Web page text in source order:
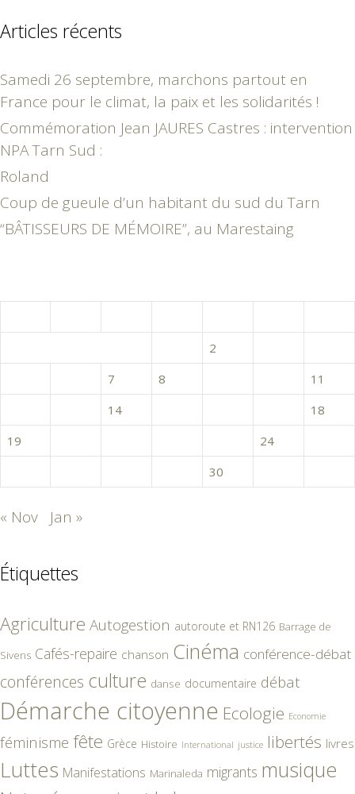
Articles récents
Samedi 26 septembre, marchons partout en
France pour le climat, la paix et les solidarités !
Commémoration Jean JAURES Castres : intervention
NPA Tarn Sud :
Roland
Coup de gueule d’un habitant du sud du Tarn
“BÂTISSEURS DE MÉMOIRE”, au Marestaing
2
7 8
11
14
18
19
24
30
« Nov Jan »
Étiquettes
Agriculture Autogestion autoroute et RN126 Barrage de
Sivens Cafés-repaire chanson Cinéma conférence-débat
conférences culture danse documentaire débat
Démarche citoyenne Ecologie Economie
féminisme fête Grèce Histoire International justice libertés livres
Luttes Manifestations Marinaleda migrants musique